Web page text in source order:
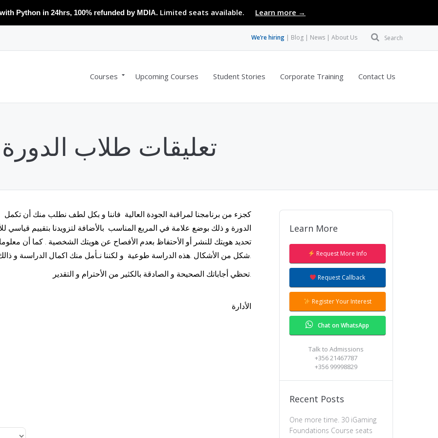
Our Admissions team will give you a
ring to answer all your questions.
Python in 24hrs, 100% refunded by MDIA. Limited seats available. Learn more →
We’re hiring Blog News About Us Search
Courses Upcoming Courses Student Stories Corporate Training Contact Us
تعليقات طلاب الدورة
كجزء من برنامجنا لمراقبة الجودة العالية فاننا و بكل لطف نطلب منك أن تكمل
الدورة و ذلك بوضع علامة في المربع المناسب بالأضافة لتزويدنا بتقييم قياسي
تحديد هويتك للنشر أو الأحتفاظ بعدم الأفصاح عن هويتك الشخصية . كما أن
شكل من الأشكال .هذه الدراسة طوعية و لكننا نـأمل منك اكمال الدراسىة و ذالك لمساعدتنا في تحسين الدورات التي نقدمها.
تحظي أجاباتك الصحيحة و الصادقة بالكثير من الأحترام و التقدير.
الأدارة
Learn More
Request More Info
Request Callback
Register Your Interest
Chat on WhatsApp
Talk to Admissions
+356 21467787
+356 99998829
Recent Posts
One more time. 30 iGaming
Foundations Course seats